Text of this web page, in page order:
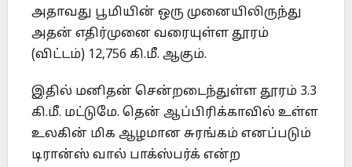
அதாவது பூமியின் ஒரு முனையிலிருந்து
அதன் எதிர்முனை வரையுள்ள தூரம்
(விட்டம்) 12,756 கி.மீ. ஆகும்.
இதில் மனிதன் சென்றடைந்துள்ள தூரம் 3.3
கி.மீ. மட்டுமே. தென் ஆப்பிரிக்காவில் உள்ள
உலகின் மிக ஆழமான சுரங்கம் எனப்படும்
டிரான்ஸ் வால் பாக்ஸ்பர்க் என்ற